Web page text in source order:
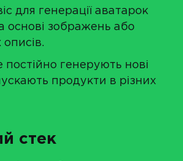
для генерації аватарок
основі зображень або
описів.
постійно генерують нові
продукти в різних
стек